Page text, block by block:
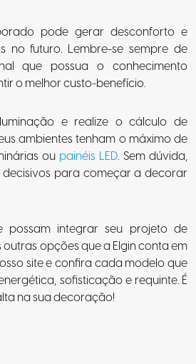
pode gerar desconforto e
no futuro. Lembre-se sempre de
que possua o conhecimento
o melhor custo-benefício.
e realize o cálculo de
ambientes tenham o máximo de
ou painéis LED. Sem dúvida,
decisivos para começar a decorar
possam integrar seu projeto de
opções que a Elgin conta em
site e confira cada modelo que
sofisticação e requinte. É
na sua decoração!